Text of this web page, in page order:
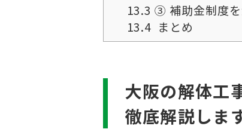
13.3 ③ 補助金制度
13.4 まとめ
大阪の解体工
徹底解説しま